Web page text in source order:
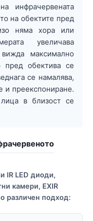
инфрачервената
на обектите пред
няма хора или
увеличава
максимално
обектива се
се намалява,
и преекспониране.
в близост се
IR LED диоди,
камери, EXIR
различен подход: